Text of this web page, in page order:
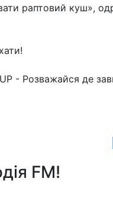
раптовий куш»,
- Розважайся де
FM!